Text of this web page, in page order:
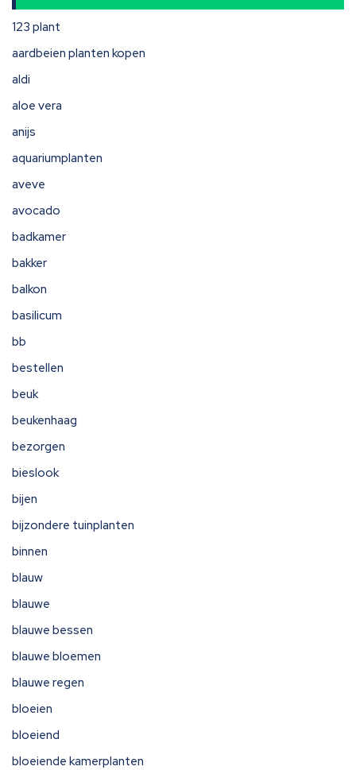
123 plant
aardbeien planten kopen
aldi
aloe vera
anijs
aquariumplanten
aveve
avocado
badkamer
bakker
balkon
basilicum
bb
bestellen
beuk
beukenhaag
bezorgen
bieslook
bijen
bijzondere tuinplanten
binnen
blauw
blauwe
blauwe bessen
blauwe bloemen
blauwe regen
bloeien
bloeiend
bloeiende kamerplanten